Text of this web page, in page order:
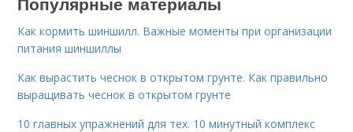
Как кормить шиншилл. Важные моменты при организации
питания шиншиллы
Как вырастить чеснок в открытом грунте. Как правильно
выращивать чеснок в открытом грунте
10 главных упражнений для тех. 10 минутный комплекс